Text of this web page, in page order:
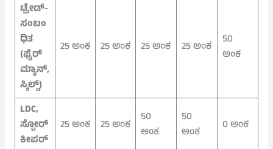
ಟ್ರೇಡ್-
ಸಂಬಂ
ಧಿತ
(ಫೈರ್‌
ಮ್ಯಾನ್,
ಸ್ಕಿಲ್ಡ್)
25 ಅಂಕ 25 ಅಂಕ 25 ಅಂಕ 25 ಅಂಕ
50
ಅಂಕ
LDC,
ಸ್ಟೋರ್‌
ಕೀಪರ್
25 ಅಂಕ 25 ಅಂಕ
50
ಅಂಕ
50
ಅಂಕ
0 ಅಂಕ